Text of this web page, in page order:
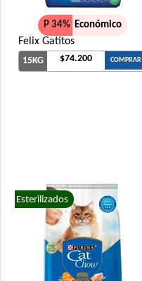
P 34% Económico
Felix Gatitos
15KG $74.200 COMPRAR
Esterilizados